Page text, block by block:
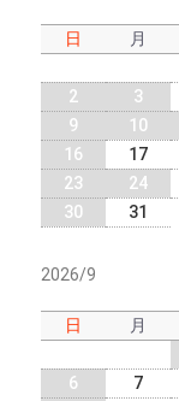
日 月
2
3
9
10
16
17
23
24
30
31
2026/9
日 月
6
7